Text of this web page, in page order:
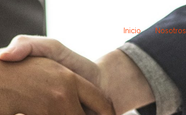
Inicio Nosotros